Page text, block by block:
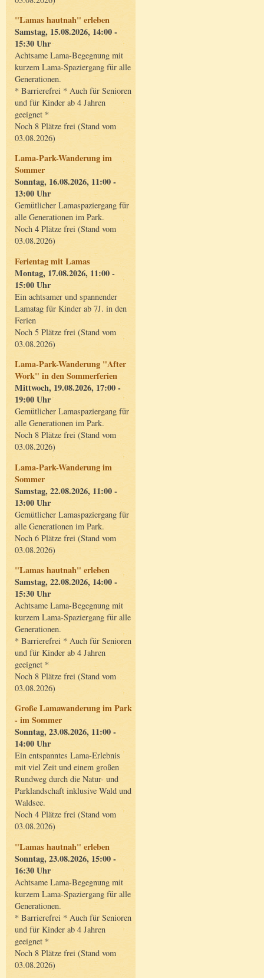
"Lamas hautnah" erleben
Samstag, 15.08.2026, 14:00 -
15:30 Uhr
Achtsame Lama-Begegnung mit
kurzem Lama-Spaziergang für alle
Generationen.
* Barrierefrei * Auch für Senioren
und für Kinder ab 4 Jahren
geeignet *
Noch 8 Plätze frei (Stand vom
03.08.2026)
Lama-Park-Wanderung im
Sommer
Sonntag, 16.08.2026, 11:00 -
13:00 Uhr
Gemütlicher Lamaspaziergang für
alle Generationen im Park.
Noch 4 Plätze frei (Stand vom
03.08.2026)
Ferientag mit Lamas
Montag, 17.08.2026, 11:00 -
15:00 Uhr
Ein achtsamer und spannender
Lamatag für Kinder ab 7J. in den
Ferien
Noch 5 Plätze frei (Stand vom
03.08.2026)
Lama-Park-Wanderung "After
Work" in den Sommerferien
Mittwoch, 19.08.2026, 17:00 -
19:00 Uhr
Gemütlicher Lamaspaziergang für
alle Generationen im Park.
Noch 8 Plätze frei (Stand vom
03.08.2026)
Lama-Park-Wanderung im
Sommer
Samstag, 22.08.2026, 11:00 -
13:00 Uhr
Gemütlicher Lamaspaziergang für
alle Generationen im Park.
Noch 6 Plätze frei (Stand vom
03.08.2026)
"Lamas hautnah" erleben
Samstag, 22.08.2026, 14:00 -
15:30 Uhr
Achtsame Lama-Begegnung mit
kurzem Lama-Spaziergang für alle
Generationen.
* Barrierefrei * Auch für Senioren
und für Kinder ab 4 Jahren
geeignet *
Noch 8 Plätze frei (Stand vom
03.08.2026)
Große Lamawanderung im Park
- im Sommer
Sonntag, 23.08.2026, 11:00 -
14:00 Uhr
Ein entspanntes Lama-Erlebnis
mit viel Zeit und einem großen
Rundweg durch die Natur- und
Parklandschaft inklusive Wald und
Waldsee.
Noch 4 Plätze frei (Stand vom
03.08.2026)
"Lamas hautnah" erleben
Sonntag, 23.08.2026, 15:00 -
16:30 Uhr
Achtsame Lama-Begegnung mit
kurzem Lama-Spaziergang für alle
Generationen.
* Barrierefrei * Auch für Senioren
und für Kinder ab 4 Jahren
geeignet *
Noch 8 Plätze frei (Stand vom
03.08.2026)